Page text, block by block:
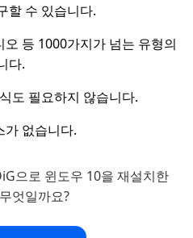
할 수 있습니다.
오 등 1000가지가 넘는 유형의
다.
도 필요하지 않습니다.
가 없습니다.
으로 윈도우 10을 재설치한
엇일까요?